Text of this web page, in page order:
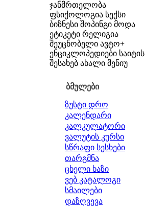
ჯანმრთელობა
ფსიქოლოგია სექსი
ბიზნესი შოპინგი მოდა
ეტიკეტი რელიგია
შეუცნობელი ავტო+
ენციკლოპედიები საიტის
შესახებ ახალი მენიუ
ბმულები
ზუსტი დრო
კალენდარი
კალკულატორი
ვალუტის კურსი
სწრაფი სესხები
თარგმნა
ცხელი ხაზი
ვებ კატალოგი
სმაილები
დაზღვევა